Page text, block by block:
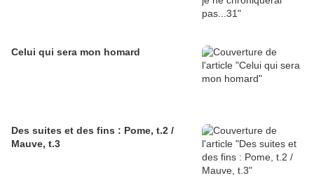
Celui qui sera mon homard
Des suites et des fins : Pome, t.2 /
Mauve, t.3